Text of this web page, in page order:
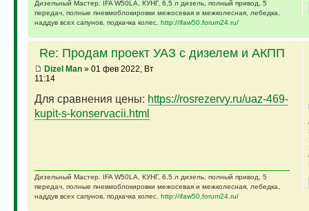
Дизельный Мастер. IFA W50LA, КУНГ, 6,5 л дизель, полный привод, 5
передач, полные пневмоблокировки межосевая и межколесная, лебедка,
наддув всех сапунов, подкачка колес. http://ifaw50.forum24.ru/
Re: Продам проект УАЗ с дизелем и АКПП
Dizel Man» 01 фев 2022, Вт
11:14
Для сравнения цены: https://rosrezervy.ru/uaz-469-
kupit-s-konservacii.html
Дизельный Мастер. IFA W50LA, КУНГ, 6,5 л дизель, полный привод, 5
передач, полные пневмоблокировки межосевая и межколесная, лебедка,
наддув всех сапунов, подкачка колес. http://ifaw50.forum24.ru/